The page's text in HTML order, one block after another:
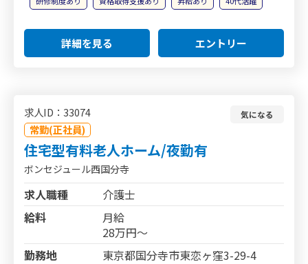
詳細を見る エントリー
求人ID：33074
常勤(正社員)
気になる
住宅型有料老人ホーム/夜勤有
ボンセジュール西国分寺
求人職種
介護士
給料
月給
28万円～
勤務地
東京都国分寺市東恋ヶ窪3-29-4